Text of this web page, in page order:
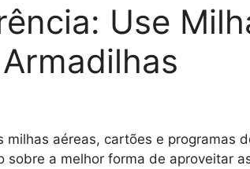
Use
aéreas, cartões e programas
a melhor forma de aproveitar